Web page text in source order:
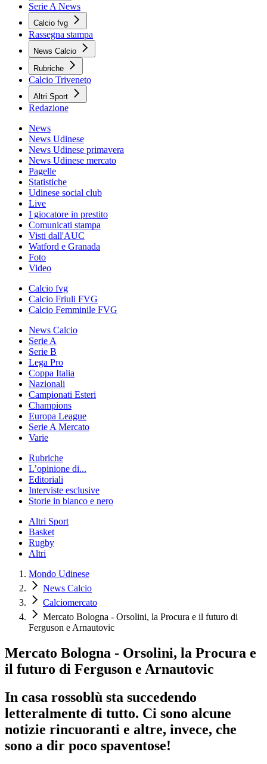
Serie A News
Calcio fvg
Rassegna stampa
News Calcio
Rubriche
Calcio Triveneto
Altri Sport
Redazione
News
News Udinese
News Udinese primavera
News Udinese mercato
Pagelle
Statistiche
Udinese social club
Live
I giocatore in prestito
Comunicati stampa
Visti dall'AUC
Watford e Granada
Foto
Video
Calcio fvg
Calcio Friuli FVG
Calcio Femminile FVG
News Calcio
Serie A
Serie B
Lega Pro
Coppa Italia
Nazionali
Campionati Esteri
Champions
Europa League
Serie A Mercato
Varie
Rubriche
L’opinione di...
Editoriali
Interviste esclusive
Storie in bianco e nero
Altri Sport
Basket
Rugby
Altri
Mondo Udinese
News Calcio
Calciomercato
Mercato Bologna - Orsolini, la Procura e il futuro di
Ferguson e Arnautovic
Mercato Bologna - Orsolini, la Procura e
il futuro di Ferguson e Arnautovic
In casa rossoblù sta succedendo
letteralmente di tutto. Ci sono alcune
notizie rincuoranti e altre, invece, che
sono a dir poco spaventose!